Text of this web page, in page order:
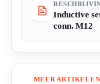
Inductive
conn. M12
MEER